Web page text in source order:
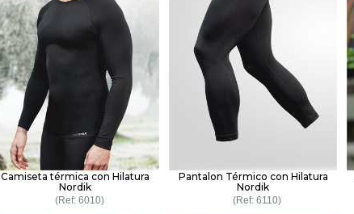
Camiseta térmica con Hilatura
Nordik
6010
Pantalon Térmico con Hilatura
Nordik
6110